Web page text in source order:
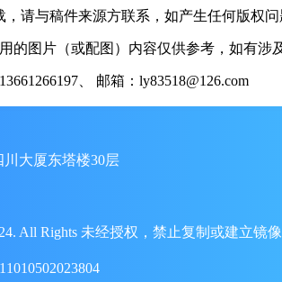
请与稿件来源方联系，如产生任何版权问
的图片（或配图）内容仅供参考，如有涉
、 邮箱：ly83518@126.com
大厦东塔楼30层
All Rights 未经授权，禁止复制或建立镜像